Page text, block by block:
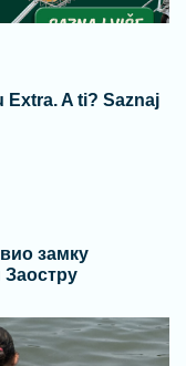
Extra. A ti? Saznaj
замку